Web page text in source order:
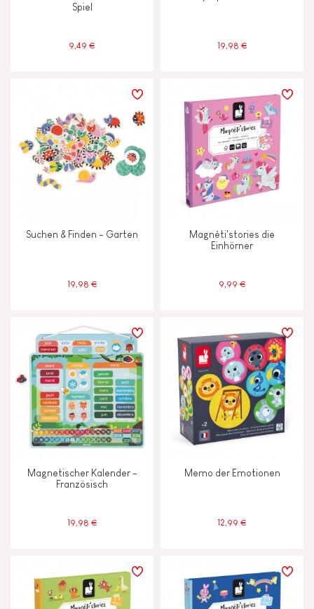
Spiel
9,49 € 19,98 €
Suchen & Finden - Garten
19,98 €
Magnéti'stories die
Einhörner
9,99 €
Magnetischer Kalender –
Französisch
19,98 €
Memo der Emotionen
12,99 €